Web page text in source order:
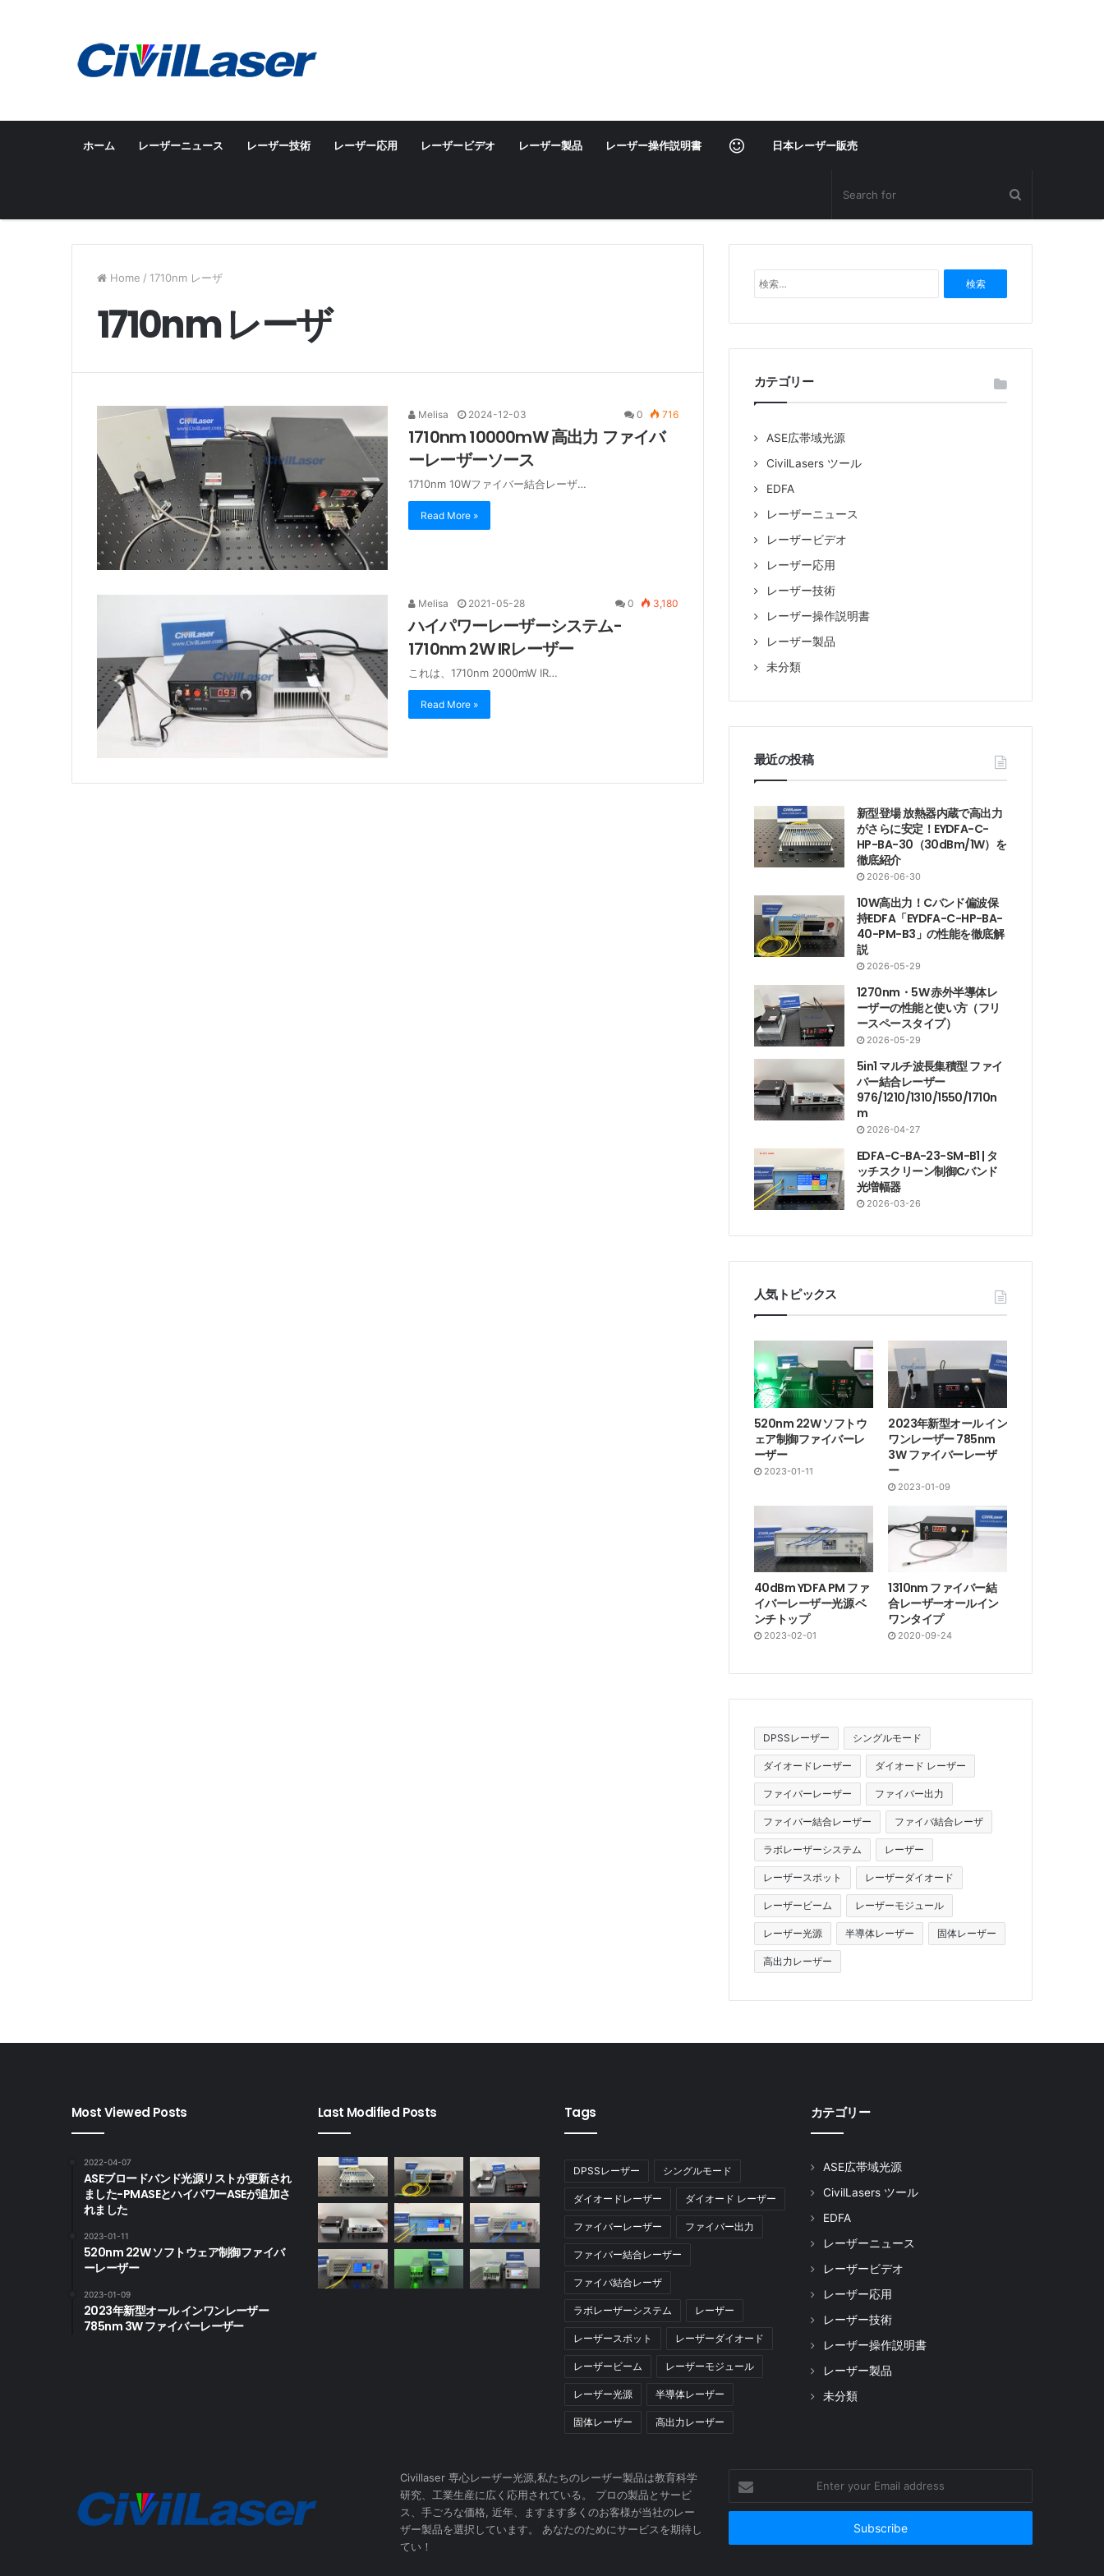
ホーム レーザーニュース レーザー技術 レーザー応用 レーザービデオ レーザー製品 レーザー操作説明書
ザ
販
売
日本レーザー販売
Home / 1710nm レーザ
1710nm レーザ
Melisa 2024-12-03 0 716
1710nm 10000mW 高出力 ファイバ
ーレーザーソース
1710nm 10Wファイバー結合レーザ…
Read More »
Melisa 2021-05-28 0 3,180
ハイパワーレーザーシステム-
1710nm 2W IRレーザー
これは、1710nm 2000mW IR…
Read More »
索
カテゴリー
ASE広帯域光源
CivilLasers ツール
EDFA
レーザーニュース
レーザービデオ
レーザー応用
レーザー技術
レーザー操作説明書
レーザー製品
未分類
最近の投稿
新型登場 放熱器内蔵で高出力
がさらに安定！EYDFA-C-
HP-BA-30（30dBm/1W）を
徹底紹介
2026-06-30
10W高出力！Cバンド偏波保
持EDFA「EYDFA-C-HP-BA-
40-PM-B3」の性能を徹底解
説
2026-05-29
1270nm・5W 赤外半導体レ
ーザーの性能と使い方（フリ
ースペースタイプ）
2026-05-29
5in1 マルチ波長集積型 ファイ
バー結合レーザー
976/1210/1310/1550/1710n
m
2026-04-27
EDFA-C-BA-23-SM-B1 | タ
ッチスクリーン制御Cバンド
光増幅器
2026-03-26
人気トピックス
520nm 22W ソフトウ
ェア制御ファイバーレ
ーザー
2023-01-11
2023年新型オール イン
ワンレーザー 785nm
3W ファイバーレーザ
ー
2023-01-09
40dBm YDFA PM ファ
イバーレーザー光源 ベ
ンチトップ
2023-02-01
1310nm ファイバー結
合レーザーオールイン
ワンタイプ
2020-09-24
DPSSレーザー シングルモード
ダイオードレーザー ダイオード レーザー
ファイバーレーザー ファイバー出力
ファイバー結合レーザー ファイバ結合レーザ
ラボレーザーシステム レーザー
レーザースポット レーザーダイオード
レーザービーム レーザーモジュール
レーザー光源 半導体レーザー 固体レーザー
高出力レーザー
Most Viewed Posts
2022-04-07
ASEブロードバンド光源リストが更新され
ました-PMASEとハイパワーASEが追加さ
れました
2023-01-11
520nm 22W ソフトウェア制御ファイバ
ーレーザー
2023-01-09
2023年新型オール インワンレーザー
785nm 3W ファイバーレーザー
Last Modified Posts Tags
DPSSレーザー シングルモード
ダイオードレーザー ダイオード レーザー
ファイバーレーザー ファイバー出力
ファイバー結合レーザー
ファイバ結合レーザ
ラボレーザーシステム レーザー
レーザースポット レーザーダイオード
レーザービーム レーザーモジュール
レーザー光源 半導体レーザー
固体レーザー 高出力レーザー
カテゴリー
ASE広帯域光源
CivilLasers ツール
EDFA
レーザーニュース
レーザービデオ
レーザー応用
レーザー技術
レーザー操作説明書
レーザー製品
未分類
Civillaser 専心レーザー光源,私たちのレーザー製品は教育科学
研究、工業生産に広く応用されている。 プロの製品とサービ
ス、手ごろな価格, 近年、ますます多くのお客様が当社のレー
ザー製品を選択しています。 あなたのためにサービスを期待し
てい！
your
Email